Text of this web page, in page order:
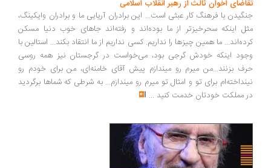
اخوان ثالث از رهبر انقلاب اسلامی
با فرهنگ کار عبثی است... این برادران آریایی ما و برادران وایکینگ،
اینکه سحرخیزتر از ما بوده‌اند و رفته‌اند جاهای خوب دنیا مسکن
ما همین چیزها را نداریم. کسی نداریم از ما انتقاد بکند... استالین با
اینکه خودش گرجی بود، می‌خواست در گرجستان نیز همه روسی
بزنند...من میرم رو میندازم پیش آقای خامنه‌ای، من برای خودم رو
برای تو و امثال تو میرم رو میندازم... به شرطی که شماها برگردید
مملکت خودتان خدمت کنید...